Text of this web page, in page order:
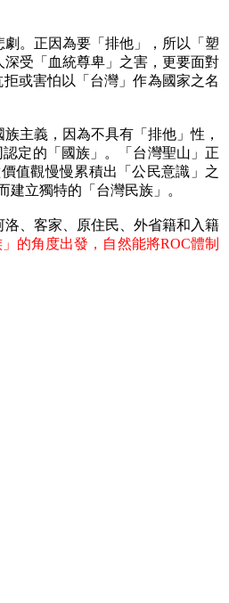
。正因為要「排他」，所以「塑
受「血統尊卑」之害，更要面對
或害怕以「台灣」作為國家之名
族主義，因為不具有「排他」性，
定的「國族」。「台灣聖山」正
值觀慢慢累積出「公民意識」之
立獨特的「台灣民族」。
、客家、原住民、外省籍和入籍
的角度出發，自然能將ROC體制